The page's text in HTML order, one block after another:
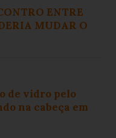
ENTRE
MUDAR O
de vidro pelo
na cabeça em